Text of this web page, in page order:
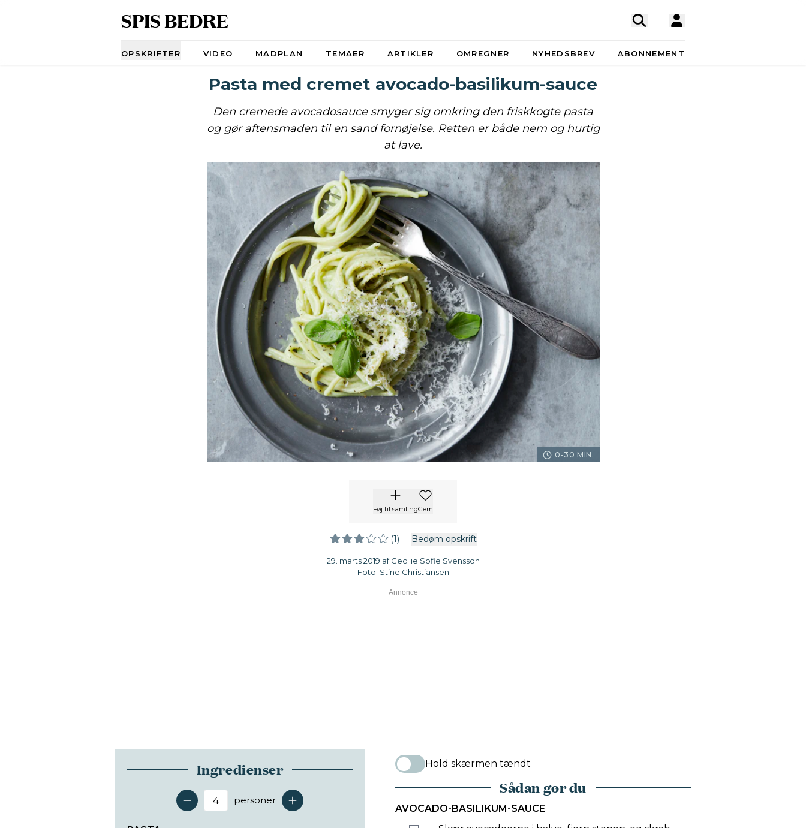
SPIS BEDRE
OPSKRIFTER VIDEO MADPLAN TEMAER ARTIKLER OMREGNER NYHEDSBREV ABONNEMENT
Pasta med cremet avocado-basilikum-sauce
Den cremede avocadosauce smyger sig omkring den friskkogte pasta
og gør aftensmaden til en sand fornøjelse. Retten er både nem og hurtig
at lave.
0-30 MIN.
Føj til samlingGem
(1) Bedøm opskrift
29. marts 2019 af Cecilie Sofie Svensson
Foto: Stine Christiansen
Ingredienser
Antal serveringer
personer
Hold skærmen tændt
Sådan gør du
AVOCADO-BASILIKUM-SAUCE